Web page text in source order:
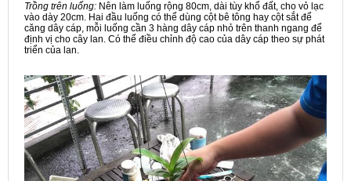
Trồng trên luống: Nên làm luống rộng 80cm, dài tùy khổ đất, cho vỏ lạc
vào dày 20cm. Hai đầu luống có thể dùng cột bê tông hay cột sắt để
căng dây cáp, mỗi luống cần 3 hàng dây cáp nhỏ trên thanh ngang để
định vị cho cây lan. Có thể điều chỉnh độ cao của dây cáp theo sự phát
triển của lan.